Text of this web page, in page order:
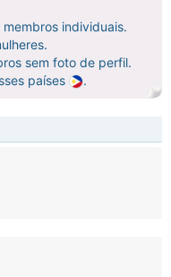
individuais.
sem foto de perfil.
países
.